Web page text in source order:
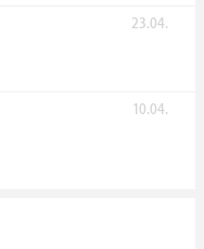
23.04.
10.04.